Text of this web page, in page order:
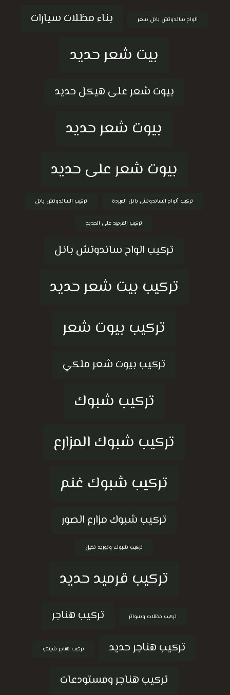
الواح ساندوتش بانل سعر بناء مظلات سيارات
بيت شعر حديد
بيوت شعر على هيكل حديد
بيوت شعر حديد
بيوت شعر على حديد
تركيب ألواح الساندوتش بانل المبردة تركيب الساندوتش بانل
تركيب القرميد على الحديد
تركيب الواح ساندوتش بانل
تركيب بيت شعر حديد
تركيب بيوت شعر
تركيب بيوت شعر ملكي
تركيب شبوك
تركيب شبوك المزارع
تركيب شبوك غنم
تركيب شبوك مزارع الصور
تركيب شبوك وتوريد نخيل
تركيب قرميد حديد
تركيب مظلات وسواتر
تركيب هناجر
تركيب هناجر حديد
تركيب هناجر شينكو
تركيب هناجر ومستودعات